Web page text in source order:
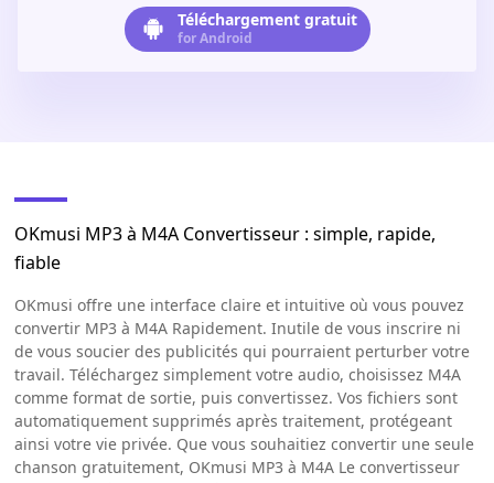
Téléchargement gratuit
for Android
OKmusi MP3 à M4A Convertisseur : simple, rapide,
fiable
OKmusi offre une interface claire et intuitive où vous pouvez
convertir MP3 à M4A Rapidement. Inutile de vous inscrire ni
de vous soucier des publicités qui pourraient perturber votre
travail. Téléchargez simplement votre audio, choisissez M4A
comme format de sortie, puis convertissez. Vos fichiers sont
automatiquement supprimés après traitement, protégeant
ainsi votre vie privée. Que vous souhaitiez convertir une seule
chanson gratuitement, OKmusi MP3 à M4A Le convertisseur